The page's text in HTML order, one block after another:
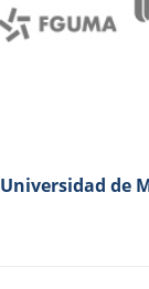
Universidad de